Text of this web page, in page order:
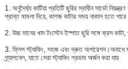
1. অনুদৈর্ঘ্য কাটিয়া প্রতিটি ছুরির স্বাধীন সার্ভো
প্রান্ত মামলা দিয়ে, কাগজ কাটার সময় নাকাল হতে
2. উচ্চ মানের খাদ টংস্টেন ইস্পাত ছুরি সঙ্গে ক্রস
3. ফ্লিপ স্ট্যাকিং, সহজ এবং দ্রুত অপারেশন।অবাধে
শ্র্যাপনেল, যাতে সেরা স্ট্যাকিং প্রভাব অর্জন করা যায়